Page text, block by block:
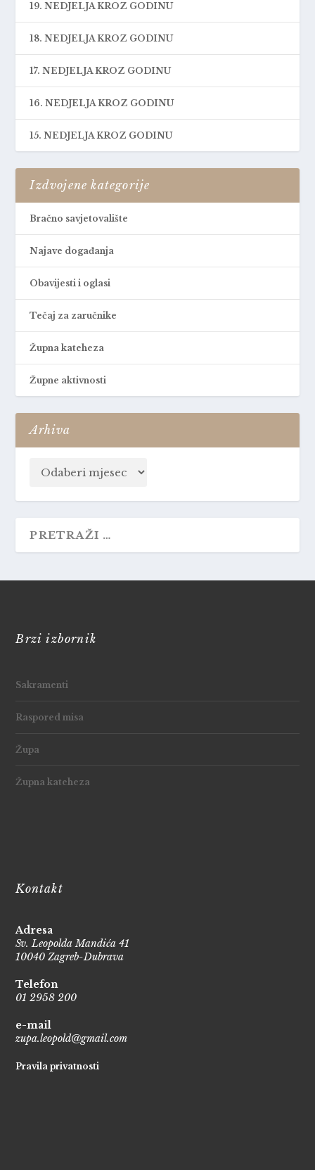
19. NEDJELJA KROZ GODINU
18. NEDJELJA KROZ GODINU
17. NEDJELJA KROZ GODINU
16. NEDJELJA KROZ GODINU
15. NEDJELJA KROZ GODINU
Izdvojene kategorije
Bračno savjetovalište
Najave događanja
Obavijesti i oglasi
Tečaj za zaručnike
Župna kateheza
Župne aktivnosti
Arhiva
Brzi izbornik
Sakramenti
Raspored misa
Župa
Župna kateheza
Kontakt
Adresa
Sv. Leopolda Mandića 41
10040 Zagreb-Dubrava
Telefon
01 2958 200
e-mail
zupa.leopold@gmail.com
Pravila privatnosti